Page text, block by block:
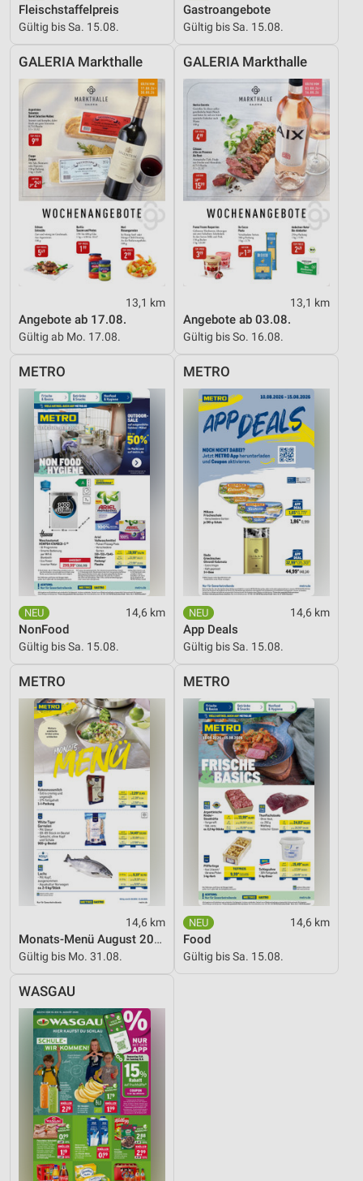
Fleischstaffelpreis
Gültig bis Sa. 15.08.
Gastroangebote
Gültig bis Sa. 15.08.
GALERIA Markthalle
13,1 km
Angebote ab 17.08.
Gültig ab Mo. 17.08.
GALERIA Markthalle
13,1 km
Angebote ab 03.08.
Gültig bis So. 16.08.
METRO
14,6 km
NonFood
Gültig bis Sa. 15.08.
METRO
14,6 km
App Deals
Gültig bis Sa. 15.08.
METRO
14,6 km
Monats-Menü August 2026
Gültig bis Mo. 31.08.
METRO
14,6 km
Food
Gültig bis Sa. 15.08.
WASGAU